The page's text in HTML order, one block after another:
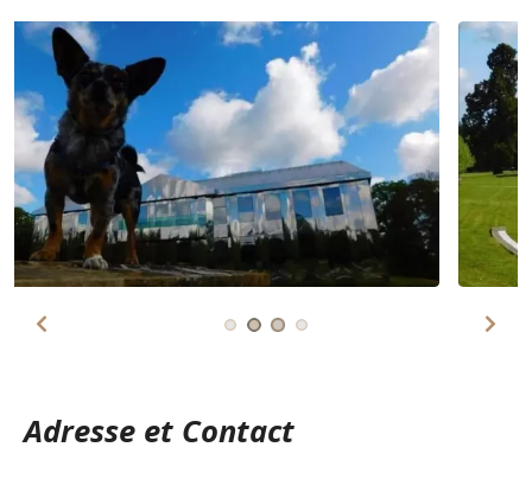
Adresse et Contact